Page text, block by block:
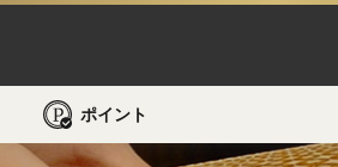
ポイント